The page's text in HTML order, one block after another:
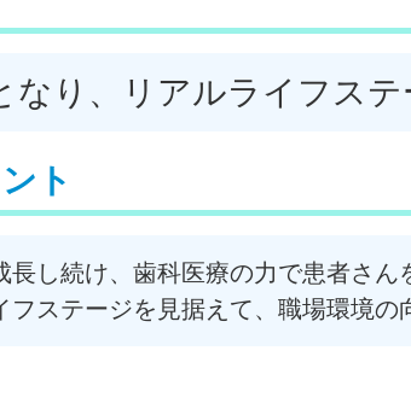
なり、リアルライフステ
ト
し続け、歯科医療の力で患者さ
ステージを見据えて、職場環境の